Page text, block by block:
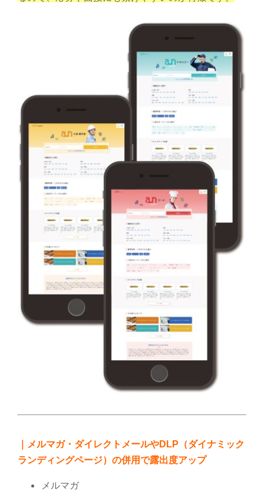
｜メルマガ・ダイレクトメールやDLP（ダイナミック
ランディングページ）の併用で露出度アップ
メルマガ